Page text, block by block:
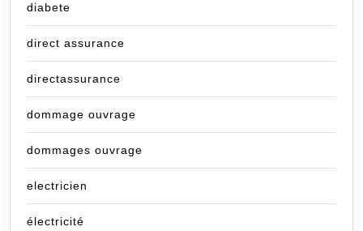
diabete
direct assurance
directassurance
dommage ouvrage
dommages ouvrage
electricien
électricité